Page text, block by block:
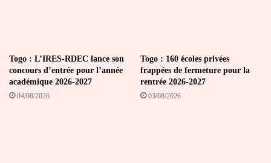
Togo : L’IRES-RDEC lance son
concours d’entrée pour l’année
académique 2026-2027
04/08/2026
Togo : 160 écoles privées
frappées de fermeture pour la
rentrée 2026-2027
03/08/2026